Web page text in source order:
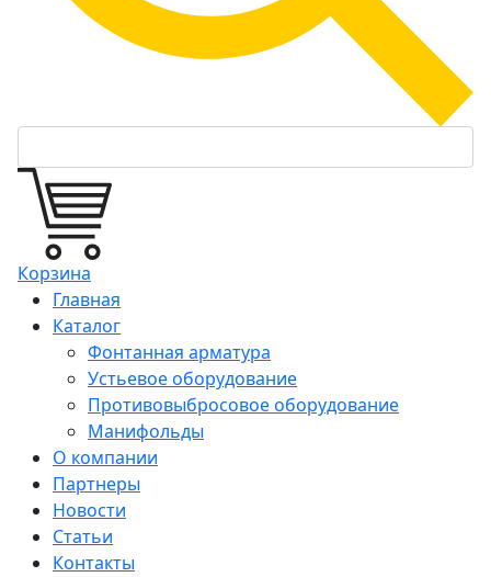
Корзина
Главная
Каталог
Фонтанная арматура
Устьевое оборудование
Противовыбросовое оборудование
Манифольды
О компании
Партнеры
Новости
Статьи
Контакты